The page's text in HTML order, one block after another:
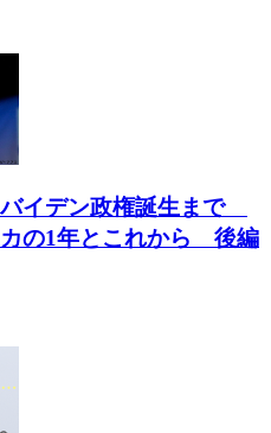
イデン政権誕生まで
の1年とこれから 後編